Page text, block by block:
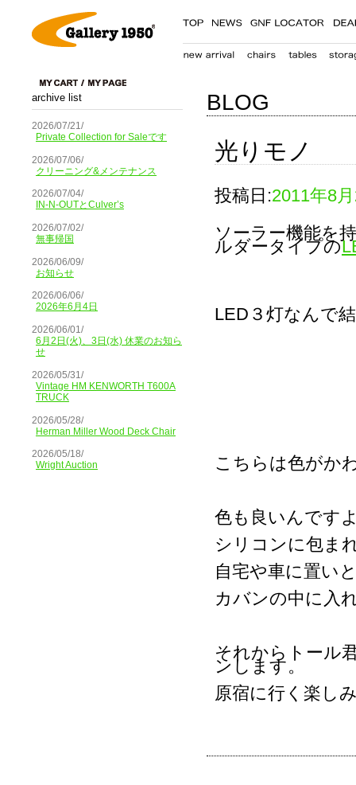
archive list
2026/07/21/
Private Collection for Saleです
2026/07/06/
クリーニング&メンテナンス
2026/07/04/
IN-N-OUTとCulver’s
2026/07/02/
無事帰国
2026/06/09/
お知らせ
2026/06/06/
2026年6月4日
2026/06/01/
6月2日(火)、3日(水) 休業のお知ら
せ
2026/05/31/
Vintage HM KENWORTH T600A
TRUCK
2026/05/28/
Herman Miller Wood Deck Chair
2026/05/18/
Wright Auction
BLOG
光りモノ
投稿日:2011年8
ソーラー機能を
ルダータイプの
LED３灯なんで
こちらは色がか
色も良いんです
シリコンに包ま
自宅や車に置い
カバンの中に入
それからトール
ンします。
原宿に行く楽し